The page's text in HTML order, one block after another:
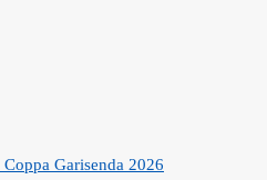
Garisenda 2026